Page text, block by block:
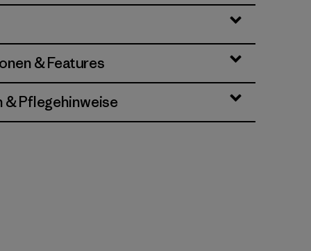
& Features
& Pflegehinweise